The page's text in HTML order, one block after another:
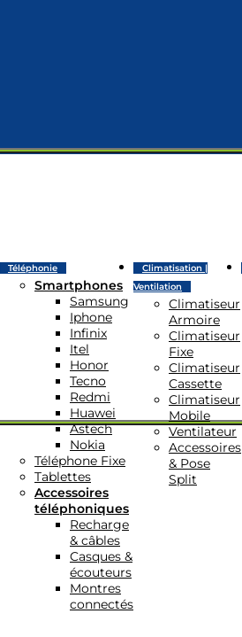
Téléphonie
Smartphones
Samsung
Iphone
Infinix
Itel
Honor
Tecno
Redmi
Huawei
Astech
Nokia
Téléphone Fixe
Tablettes
Accessoires
téléphoniques
Recharge
& câbles
Casques &
écouteurs
Montres
connectés
Climatisation |
Ventilation
Climatiseur
Armoire
Climatiseur
Fixe
Climatiseur
Cassette
Climatiseur
Mobile
Ventilateur
Accessoires
& Pose
Split